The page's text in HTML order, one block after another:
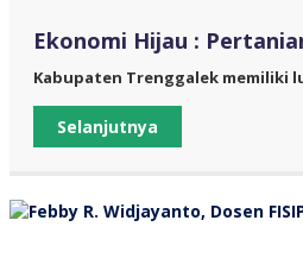
Ekonomi Hijau :
Kabupaten Trenggalek memiliki
Selanjutnya